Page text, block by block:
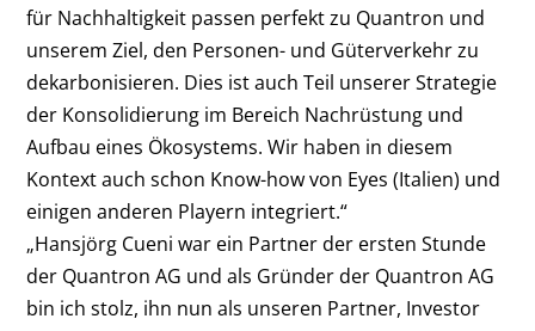
für Nachhaltigkeit passen perfekt zu Quantron und
unserem Ziel, den Personen- und Güterverkehr zu
dekarbonisieren. Dies ist auch Teil unserer Strategie
der Konsolidierung im Bereich Nachrüstung und
Aufbau eines Ökosystems. Wir haben in diesem
Kontext auch schon Know-how von Eyes (Italien) und
einigen anderen Playern integriert.“
„Hansjörg Cueni war ein Partner der ersten Stunde
der Quantron AG und als Gründer der Quantron AG
bin ich stolz, ihn nun als unseren Partner, Investor